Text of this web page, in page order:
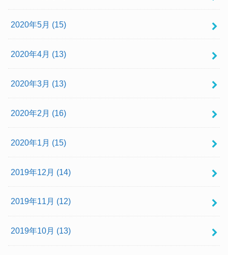
2020年5月 (15)
2020年4月 (13)
2020年3月 (13)
2020年2月 (16)
2020年1月 (15)
2019年12月 (14)
2019年11月 (12)
2019年10月 (13)